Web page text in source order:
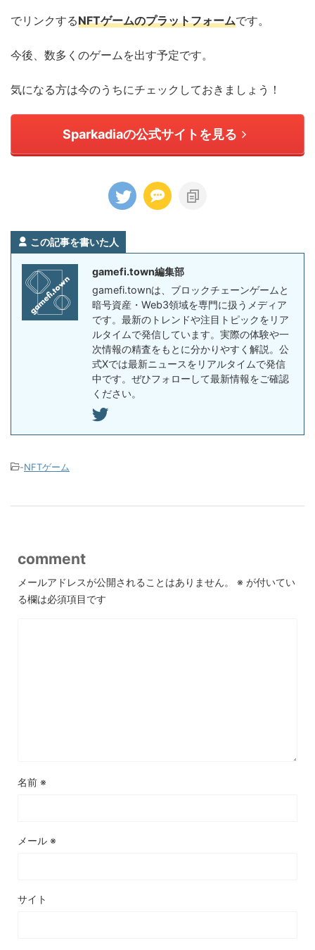
でリンクするNFTゲームのプラットフォームです。
今後、数多くのゲームを出す予定です。
気になる方は今のうちにチェックしておきましょう！
Sparkadiaの公式サイトを見る
この記事を書いた人
gamefi.town編集部
gamefi.townは、ブロックチェーンゲームと
暗号資産・Web3領域を専門に扱うメディア
です。最新のトレンドや注目トピックをリア
ルタイムで発信しています。実際の体験や一
次情報の精査をもとに分かりやすく解説。公
式Xでは最新ニュースをリアルタイムで発信
中です。ぜひフォローして最新情報をご確認
ください。
-NFTゲーム
comment
メールアドレスが公開されることはありません。 ※ が付いてい
る欄は必須項目です
名前 ※
メール ※
サイト